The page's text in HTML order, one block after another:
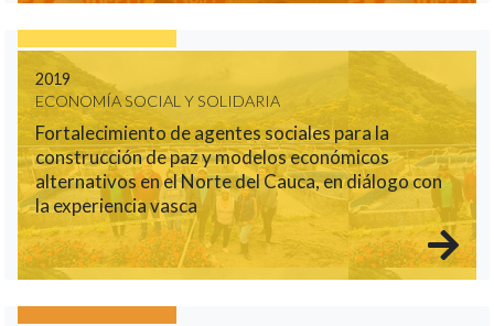
2019
ECONOMÍA SOCIAL Y SOLIDARIA
Fortalecimiento de agentes sociales para la
construcción de paz y modelos económicos
alternativos en el Norte del Cauca, en diálogo con
la experiencia vasca